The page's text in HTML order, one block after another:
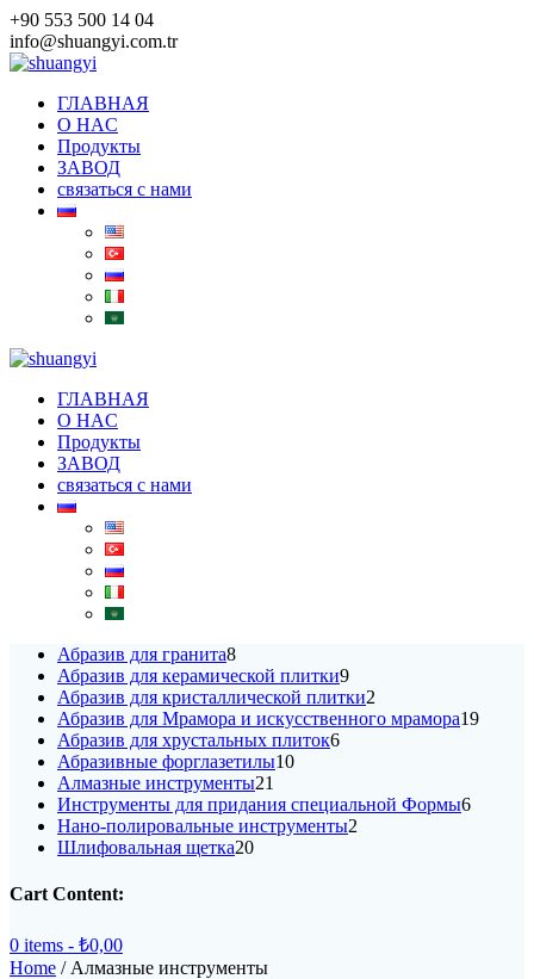
Skip
to
content
+90 553 500 14 04
info@shuangyi.com.tr
ГЛАВНАЯ
O HAC
Продукты
ЗАВОД
связаться с нами
ГЛАВНАЯ
O HAC
Продукты
ЗАВОД
связаться с нами
Абразив для гранита88
products
Абразив для керамической плитки99
products
Абразив для кристаллической плитки2
products
Абразив для Мрамора и искусственного мрамора1919
Абразив для хрустальных плиток66
Абразивные форглазетилы1010
Алмазные инструменты21
products
Инструменты для придания специальной Формы66
Нано-полировальные инструменты2
Шлифовальная щетка2020
Cart Content:
0 items - ₺0,00
Home / Алмазные инструменты